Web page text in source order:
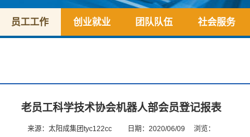
员工工作 创业就业 团队队伍 社会服务
老员工科学技术协会机器人部会员登记报表
来源：太阳成集团tyc122cc 日期：2020/06/09 浏览：